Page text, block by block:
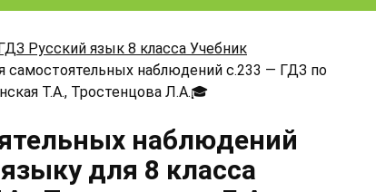
Русский язык 8 класса Учебник
самостоятельных наблюдений с.233 — ГДЗ по
Т.А., Тростенцова Л.А.🎓
наблюдений
для 8 класса